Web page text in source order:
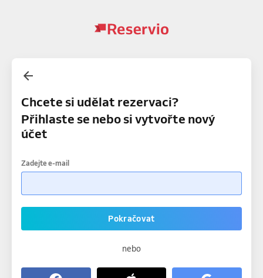
Chcete si udělat rezervaci?
Přihlaste se nebo si vytvořte nový
účet
Zadejte e-mail
Pokračovat
nebo